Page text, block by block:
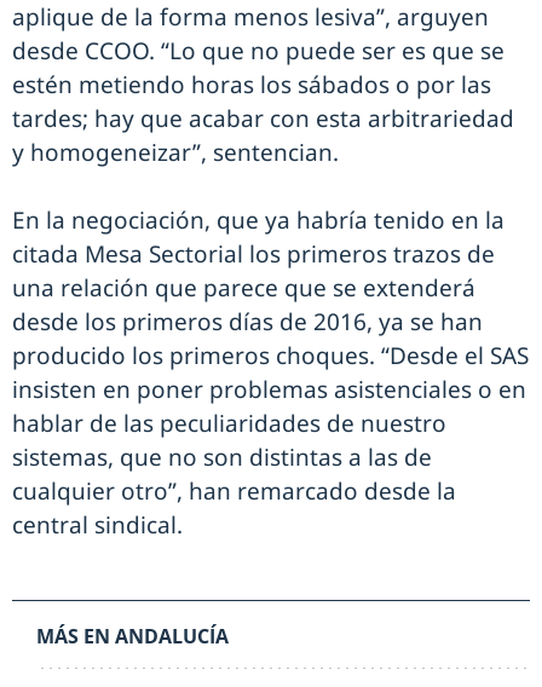
aplique de la forma menos lesiva”, arguyen
desde CCOO. “Lo que no puede ser es que se
estén metiendo horas los sábados o por las
tardes; hay que acabar con esta arbitrariedad
y homogeneizar”, sentencian.
En la negociación, que ya habría tenido en la
citada Mesa Sectorial los primeros trazos de
una relación que parece que se extenderá
desde los primeros días de 2016, ya se han
producido los primeros choques. “Desde el SAS
insisten en poner problemas asistenciales o en
hablar de las peculiaridades de nuestro
sistemas, que no son distintas a las de
cualquier otro”, han remarcado desde la
central sindical.
MÁS EN ANDALUCÍA